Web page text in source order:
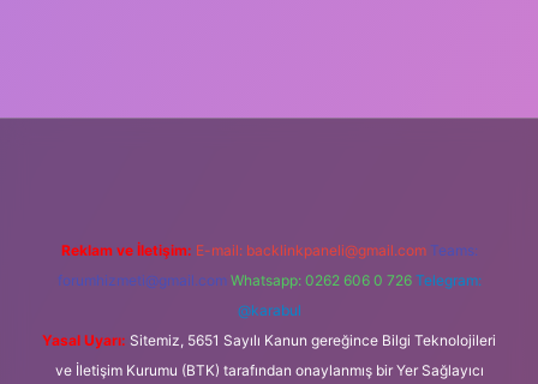
Reklam ve İletişim: E-mail: backlinkpaneli@gmail.com Teams:
forumhizmeti@gmail.com Whatsapp: 0262 606 0 726 Telegram:
@karabul
Yasal Uyarı: Sitemiz, 5651 Sayılı Kanun gereğince Bilgi Teknolojileri
ve İletişim Kurumu (BTK) tarafından onaylanmış bir Yer Sağlayıcı